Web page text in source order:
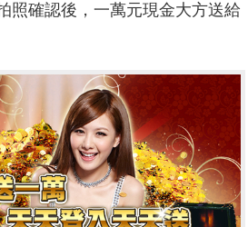
照確認後，一萬元現金大方送給